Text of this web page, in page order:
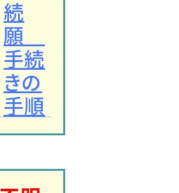
続
願
手続
きの
手順